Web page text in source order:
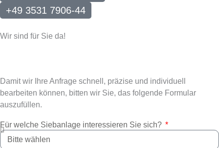
+49 3531 7906-44
Wir sind für Sie da!
Damit wir Ihre Anfrage schnell, präzise und individuell
bearbeiten können, bitten wir Sie, das folgende Formular
auszufüllen.
Für welche Siebanlage interessieren Sie sich?